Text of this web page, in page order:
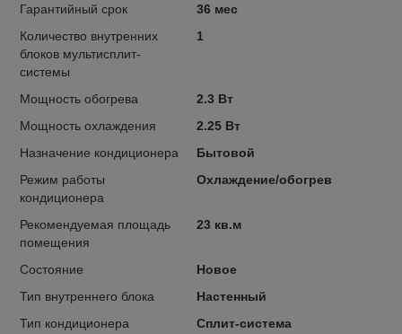
Гарантийный срок
36 мес
Количество внутренних
блоков мультисплит-
системы
1
Мощность обогрева
2.3 Вт
Мощность охлаждения
2.25 Вт
Назначение кондиционера
Бытовой
Режим работы
кондиционера
Охлаждение/обогрев
Рекомендуемая площадь
помещения
23 кв.м
Состояние
Новое
Тип внутреннего блока
Настенный
Тип кондиционера
Сплит-система